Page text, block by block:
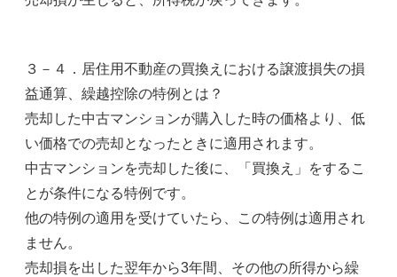
３－４．居住用不動産の買換えにおける譲渡損失の損
益通算、繰越控除の特例とは？
売却した中古マンションが購入した時の価格より、低
い価格での売却となったときに適用されます。
中古マンションを売却した後に、「買換え」をするこ
とが条件になる特例です。
他の特例の適用を受けていたら、この特例は適用され
ません。
売却損を出した翌年から3年間、その他の所得から繰